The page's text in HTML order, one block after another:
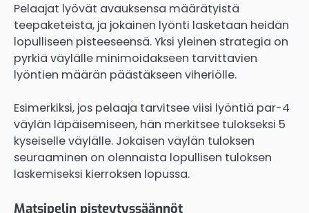
Pelaajat lyövät avauksensa määrätyistä
teepaketeista, ja jokainen lyönti lasketaan heidän
lopulliseen pisteeseensä. Yksi yleinen strategia on
pyrkiä väylälle minimoidakseen tarvittavien
lyöntien määrän päästäkseen viheriölle.
Esimerkiksi, jos pelaaja tarvitsee viisi lyöntiä par-4
väylän läpäisemiseen, hän merkitsee tulokseksi 5
kyseiselle väylälle. Jokaisen väylän tuloksen
seuraaminen on olennaista lopullisen tuloksen
laskemiseksi kierroksen lopussa.
Matsipelin pisteytyssäännöt